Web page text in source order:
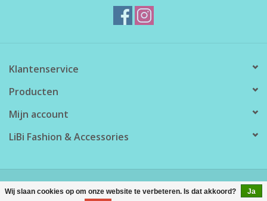
Klantenservice
Producten
Mijn account
LiBi Fashion & Accessories
Lightspeed
Wij slaan cookies op om onze website te verbeteren. Is dat akkoord? Ja